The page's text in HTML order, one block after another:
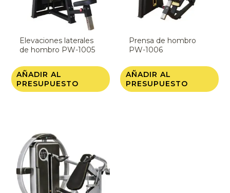
Elevaciones laterales
de hombro PW-1005
AÑADIR AL
PRESUPUESTO
Prensa de hombro
PW-1006
AÑADIR AL
PRESUPUESTO